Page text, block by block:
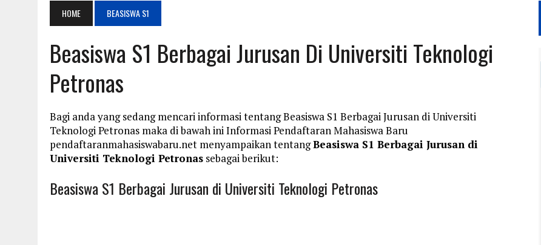
HOME BEASISWA S1
Beasiswa S1 Berbagai Jurusan Di Universiti Teknologi
Petronas
Bagi anda yang sedang mencari informasi tentang Beasiswa S1 Berbagai Jurusan di Universiti
Teknologi Petronas maka di bawah ini Informasi Pendaftaran Mahasiswa Baru
pendaftaranmahasiswabaru.net menyampaikan tentangBeasiswa S1 Berbagai Jurusan di
Universiti Teknologi Petronas sebagai berikut:
Beasiswa S1 Berbagai Jurusan di Universiti Teknologi Petronas